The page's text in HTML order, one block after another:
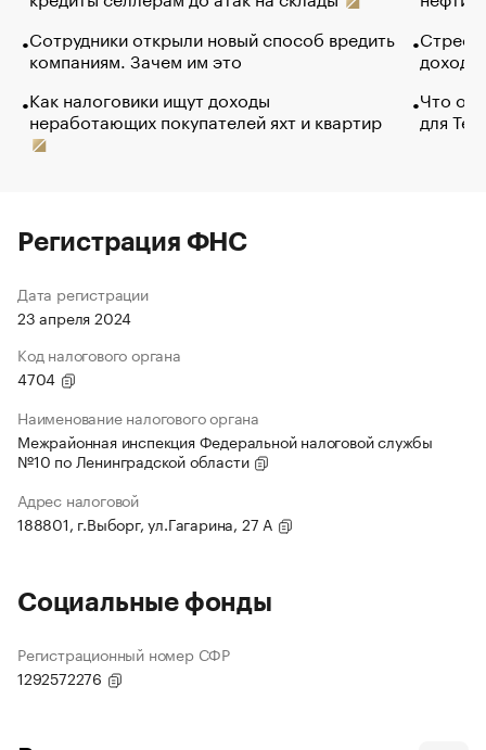
Сотрудники открыли новый способ вредить
компаниям. Зачем им это
Как налоговики ищут доходы
неработающих покупателей яхт и квартир
Что
для
Регистрация ФНС
Дата регистрации
23 апреля 2024
Код налогового органа
4704
Наименование налогового органа
Межрайонная инспекция Федеральной налоговой службы
№10 по Ленинградской области
Адрес налоговой
188801, г.Выборг, ул.Гагарина, 27 А
Социальные фонды
Регистрационный номер СФР
1292572276